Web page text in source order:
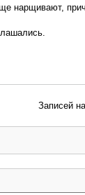
нарщивают,
Записей